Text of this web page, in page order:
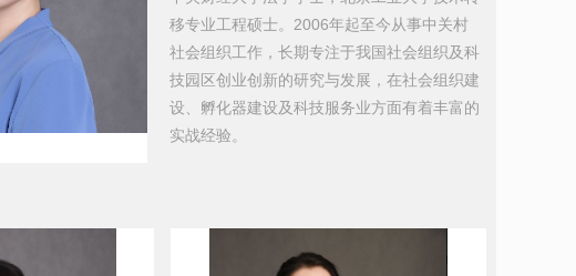
移专业工程硕士。2006年起至今从事中关村
社会组织工作，长期专注于我国社会组织及科
技园区创业创新的研究与发展，在社会组织建
设、孵化器建设及科技服务业方面有着丰富的
实战经验。